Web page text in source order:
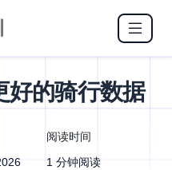
好的骑行数据
阅读时间
1 分钟阅读